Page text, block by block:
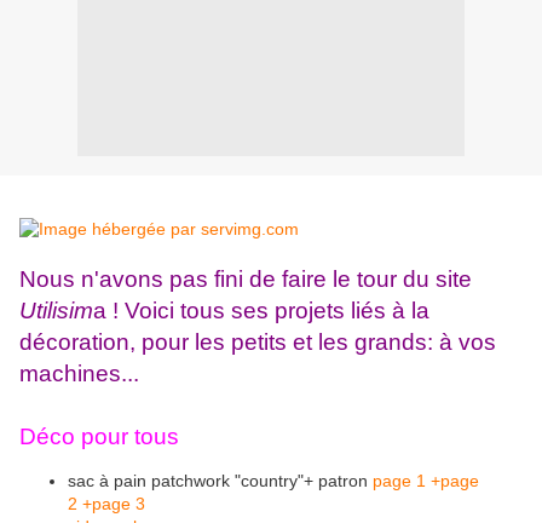
Nous n'avons pas fini de faire le tour du site
Utilisima ! Voici tous ses projets liés à la
décoration, pour les petits et les grands: à vos
machines...
Déco pour tous
sac à pain patchwork "country"+ patron page 1 +page
2 +page 3